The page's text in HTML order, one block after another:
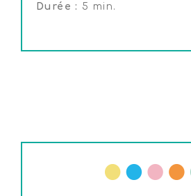
Durée : 5 min.